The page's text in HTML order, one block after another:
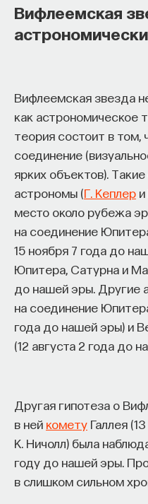
Вифлеемская
Вифлеемская звезда
как астрономическое
теория состоит в том,
соединение
ярких объектов).
астрономы (Г. Кеплер
место около рубежа
на соединение
15 ноября 7 года до
Юпитера, Сатурна и
до нашей эры. Другие
на соединение
года до нашей эры) и
(12 августа 2 года до
Другая гипотеза о
в ней комету Галлея
К. Ничолл) была
году до нашей эры.
в слишком сильном
собеседника, который
основания, спорить и
не объем общения и не
самой коммуникации».
«Мыслить как учёный»
ПостНауки Ивара
меняют мир. В каждом
с исследователями,
инвесторами и
эпизодов Ивар
модели вместе с
данные в
агротехнологии с
других тем — от
В будущих выпусках
расширяться —
6/30/2026
НАПИСАТЬ НАМ